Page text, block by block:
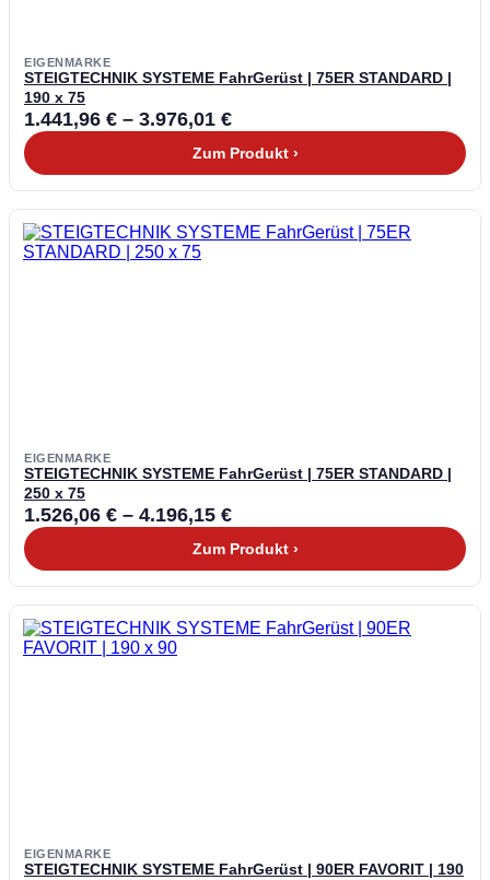
EIGENMARKE
STEIGTECHNIK SYSTEME FahrGerüst | 75ER STANDARD |
190 x 75
1.441,96 € – 3.976,01 €
Zum Produkt ›
EIGENMARKE
STEIGTECHNIK SYSTEME FahrGerüst | 75ER STANDARD |
250 x 75
1.526,06 € – 4.196,15 €
Zum Produkt ›
EIGENMARKE
STEIGTECHNIK SYSTEME FahrGerüst | 90ER FAVORIT | 190